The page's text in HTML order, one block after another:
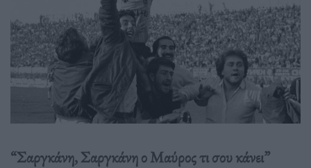
“Σαργκάνη, Σαργκάνη ο Μαύρος τι σου κάνει”